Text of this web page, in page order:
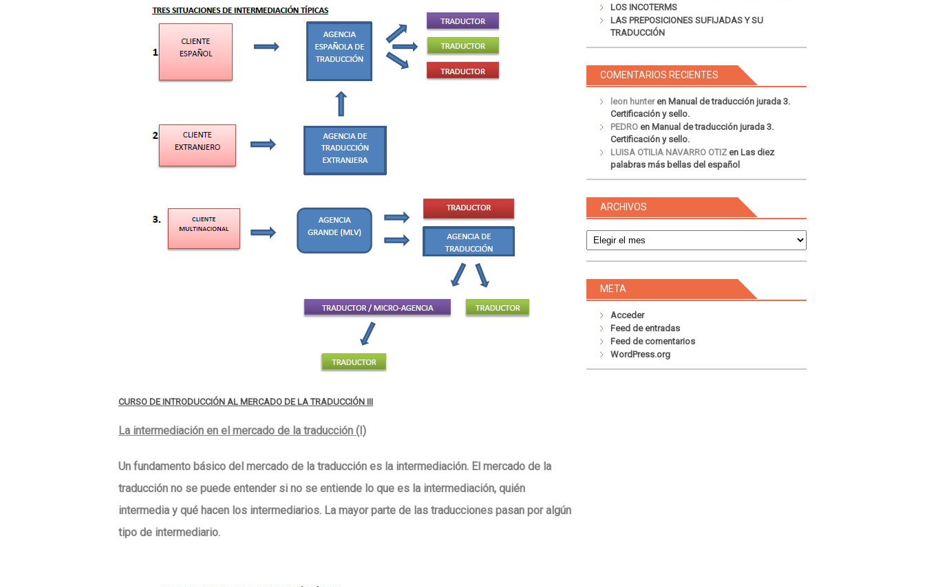
CURSO DE INTRODUCCIÓN AL MERCADO DE LA TRADUCCIÓN III
La intermediación en el mercado de la traducción (I)
Un fundamento básico del mercado de la traducción es la intermediación. El mercado de la
traducción no se puede entender si no se entiende lo que es la intermediación, quién
intermedia y qué hacen los intermediarios. La mayor parte de las traducciones pasan por algún
tipo de intermediario.
LOS INCOTERMS
LAS PREPOSICIONES SUFIJADAS Y SU
TRADUCCIÓN
COMENTARIOS RECIENTES
leon hunteren Manual de traducción jurada 3.
Certificación y sello.
PEDRO en Manual de traducción jurada 3.
Certificación y sello.
LUISA OTILIA NAVARRO OTIZen Las diez
palabras más bellas del español
ARCHIVOS
META
Acceder
Feed de entradas
Feed de comentarios
WordPress.org